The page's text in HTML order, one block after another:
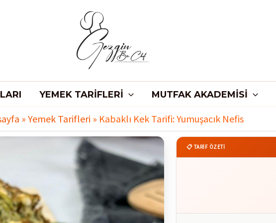
YEMEK TARIFLERI MUTFAK AKADEMISI
» Yemek Tarifleri » Kabaklı Kek Tarifi: Yumuşacık Nefis
📋 TARİF ÖZETİ